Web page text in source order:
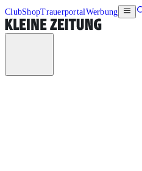
ClubShopTrauerportalWerbung